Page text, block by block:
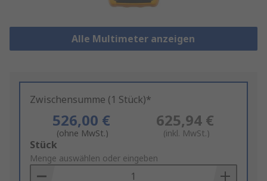
Alle Multimeter anzeigen
Zwischensumme (1 Stück)*
526,00 €
(ohne MwSt.)
625,94 €
(inkl. MwSt.)
Add
to
Basket
Stück
Menge auswählen oder eingeben